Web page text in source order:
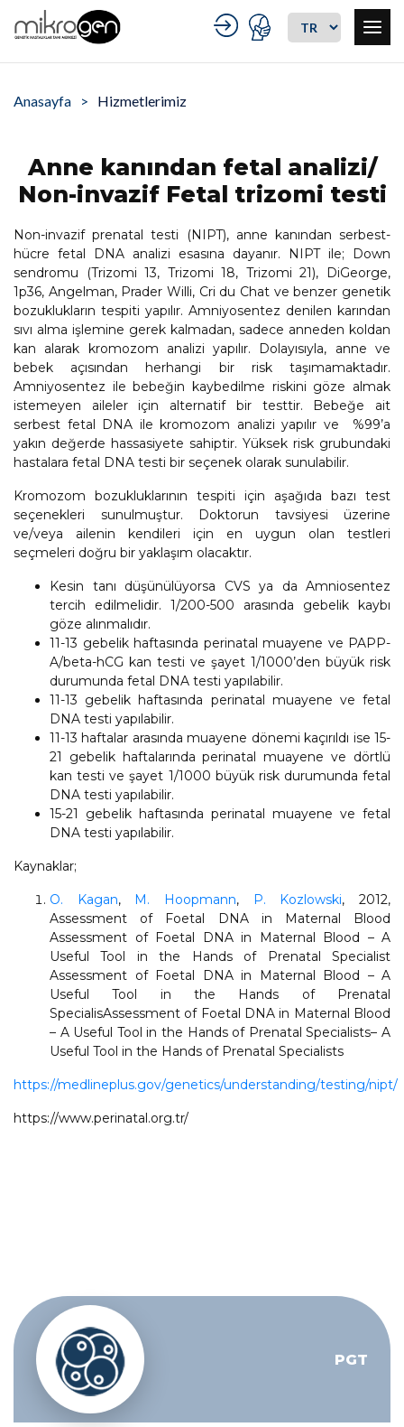
Anasayfa Hizmetlerimiz
Anne kanından fetal analizi/
Non-invazif Fetal trizomi testi
Non-invazif prenatal testi (NIPT), anne kanından serbest-
hücre fetal DNA analizi esasına dayanır. NIPT ile; Down
sendromu (Trizomi 13, Trizomi 18, Trizomi 21), DiGeorge,
1p36, Angelman, Prader Willi, Cri du Chat ve benzer genetik
bozuklukların tespiti yapılır. Amniyosentez denilen karından
sıvı alma işlemine gerek kalmadan, sadece anneden koldan
kan alarak kromozom analizi yapılır. Dolayısıyla, anne ve
bebek açısından herhangi bir risk taşımamaktadır.
Amniyosentez ile bebeğin kaybedilme riskini göze almak
istemeyen aileler için alternatif bir testtir. Bebeğe ait
serbest fetal DNA ile kromozom analizi yapılır ve %99’a
yakın değerde hassasiyete sahiptir. Yüksek risk grubundaki
hastalara fetal DNA testi bir seçenek olarak sunulabilir.
Kromozom bozukluklarının tespiti için aşağıda bazı test
seçenekleri sunulmuştur. Doktorun tavsiyesi üzerine
ve/veya ailenin kendileri için en uygun olan testleri
seçmeleri doğru bir yaklaşım olacaktır.
Kesin tanı düşünülüyorsa CVS ya da Amniosentez
tercih edilmelidir. 1/200-500 arasında gebelik kaybı
göze alınmalıdır.
11-13 gebelik haftasında perinatal muayene ve PAPP-
A/beta-hCG kan testi ve şayet 1/1000’den büyük risk
durumunda fetal DNA testi yapılabilir.
11-13 gebelik haftasında perinatal muayene ve fetal
DNA testi yapılabilir.
11-13 haftalar arasında muayene dönemi kaçırıldı ise 15-
21 gebelik haftalarında perinatal muayene ve dörtlü
kan testi ve şayet 1/1000 büyük risk durumunda fetal
DNA testi yapılabilir.
15-21 gebelik haftasında perinatal muayene ve fetal
DNA testi yapılabilir.
Kaynaklar;
O. Kagan, M. Hoopmann, P. Kozlowski, 2012,
Assessment of Foetal DNA in Maternal Blood
Assessment of Foetal DNA in Maternal Blood – A
Useful Tool in the Hands of Prenatal Specialist
Assessment of Foetal DNA in Maternal Blood – A
Useful Tool in the Hands of Prenatal
SpecialisAssessment of Foetal DNA in Maternal Blood
– A Useful Tool in the Hands of Prenatal Specialists– A
Useful Tool in the Hands of Prenatal Specialists
https://medlineplus.gov/genetics/understanding/testing/nipt/
https://www.perinatal.org.tr/
PGT